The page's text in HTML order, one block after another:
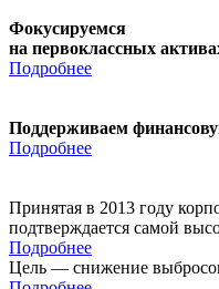
Фокусируемся
на первоклассных
Подробнее
Поддерживаем
Подробнее
Принятая в 2013 году
подтверждается самой
Подробнее
Цель — снижение